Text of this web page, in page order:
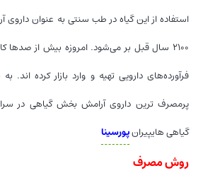
استفاده از این گیاه در طب سنتی به عنوان
۲۱۰۰ سال قبل بر می‌شود. امروزه بیش از صد‌ها
فرآورده‌های دارویی تهیه و وارد بازار کرده
پرمصرف ترین داروی آرامش بخش گیاهی در
گیاهی هایپیرانپورسینا
روش مصرف